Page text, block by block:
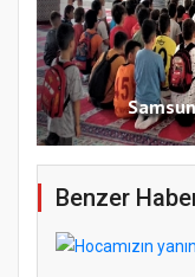
Benzer